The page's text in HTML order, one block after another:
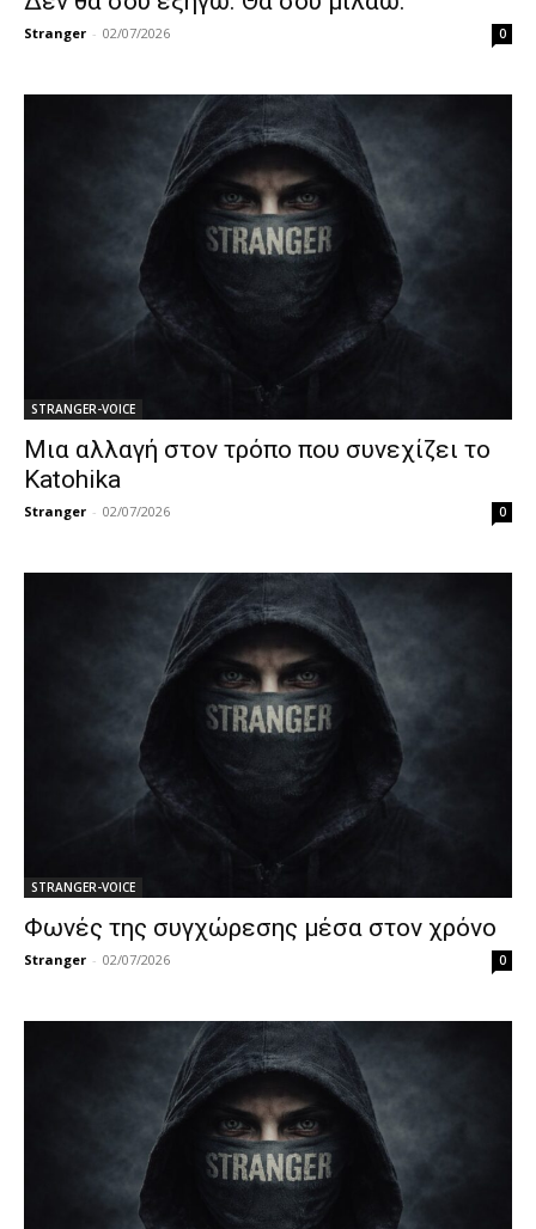
Stranger - 02/07/2026 0
STRANGER-VOICE
Μια αλλαγή στον τρόπο που συνεχίζει το
Katohika
Stranger - 02/07/2026 0
STRANGER-VOICE
Φωνές της συγχώρεσης μέσα στον χρόνο
Stranger - 02/07/2026 0